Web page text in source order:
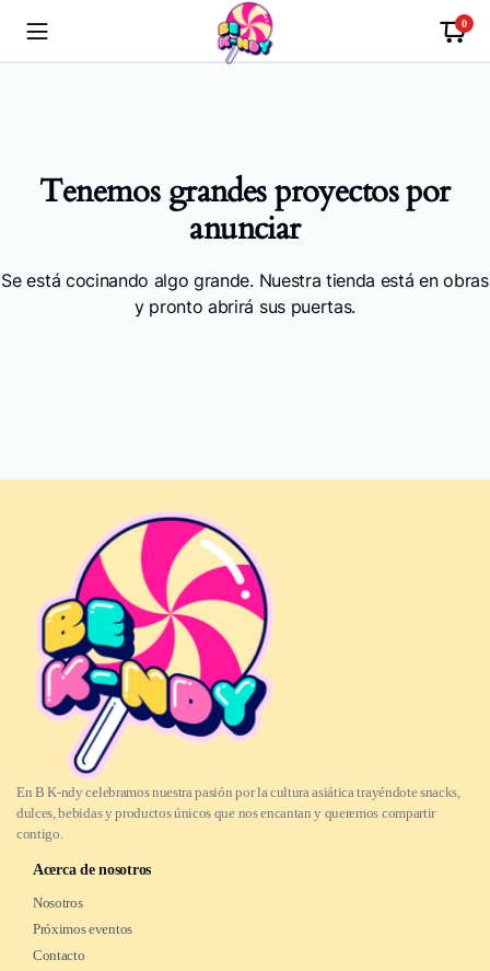
0
Tenemos grandes proyectos por
anunciar
Se está cocinando algo grande. Nuestra tienda está en obras
y pronto abrirá sus puertas.
En B K-ndy celebramos nuestra pasión por la cultura asiática trayéndote snacks,
dulces, bebidas y productos únicos que nos encantan y queremos compartir
contigo.
Acerca de nosotros
Nosotros
Próximos eventos
Contacto